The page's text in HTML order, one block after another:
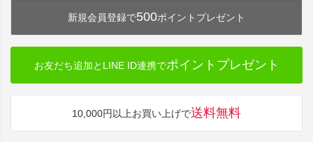
新規会員登録で500ポイントプレゼント
お友だち追加とLINE ID連携でポイントプレゼント
10,000円以上お買い上げで送料無料